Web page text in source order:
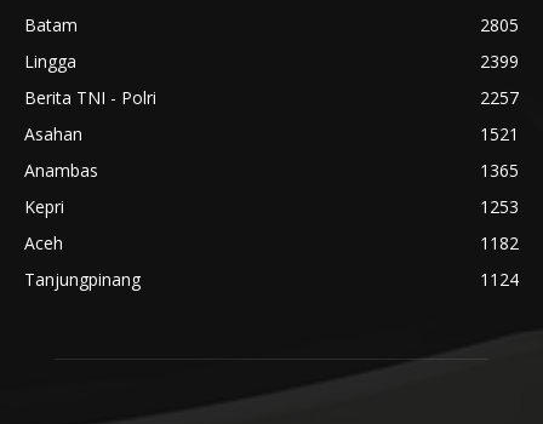
Batam
2805
Lingga
2399
Berita TNI - Polri
2257
Asahan
1521
Anambas
1365
Kepri
1253
Aceh
1182
Tanjungpinang
1124